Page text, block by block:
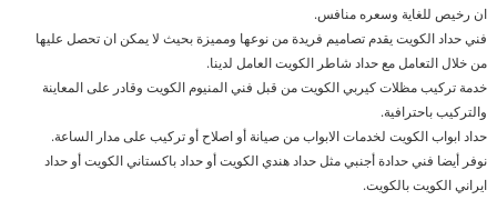
ان رخيص للغاية وسعره منافس.
فني حداد الكويت يقدم تصاميم فريدة من نوعها ومميزة بحيث لا يمكن ان تحصل عليها
من خلال التعامل مع حداد شاطر الكويت العامل لدينا.
خدمة تركيب مظلات كيربي الكويت من قبل فني المنيوم الكويت وقادر على المعاينة
والتركيب باحترافية.
حداد ابواب الكويت لخدمات الابواب من صيانة أو اصلاح أو تركيب على مدار الساعة.
نوفر أيضا فني حدادة أجنبي مثل حداد هندي الكويت أو حداد باكستاني الكويت أو حداد
ايراني الكويت بالكويت.